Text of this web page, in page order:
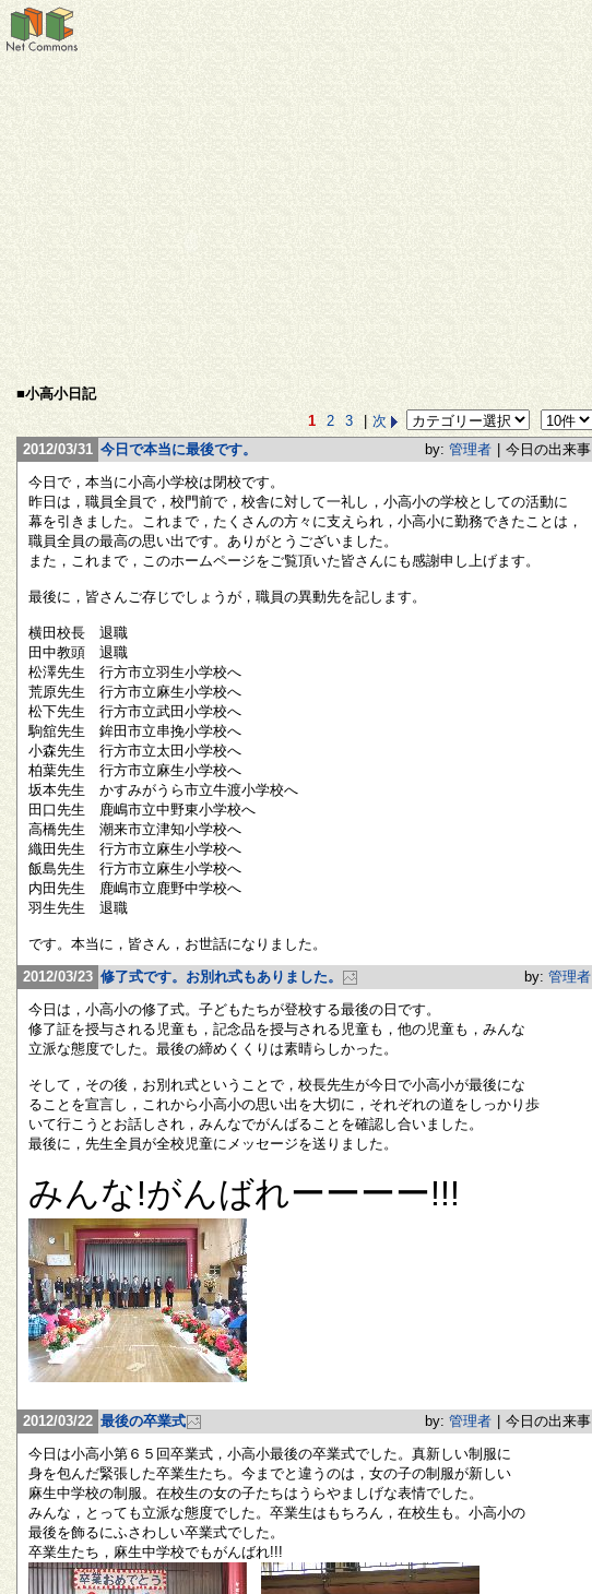
■小高小日記
1
2 3
次
2012/03/31 今日で本当に最後です。 by: 管理者
今日の出来事
今日で，本当に小高小学校は閉校です。
昨日は，職員全員で，校門前で，校舎に対して一礼し，小高小の学校としての活動に
幕を引きました。これまで，たくさんの方々に支えられ，小高小に勤務できたことは，
職員全員の最高の思い出です。ありがとうございました。
また，これまで，このホームページをご覧頂いた皆さんにも感謝申し上げます。
最後に，皆さんご存じでしょうが，職員の異動先を記します。
横田校長 退職
田中教頭 退職
松澤先生 行方市立羽生小学校へ
荒原先生 行方市立麻生小学校へ
松下先生 行方市立武田小学校へ
駒舘先生 鉾田市立串挽小学校へ
小森先生 行方市立太田小学校へ
柏葉先生 行方市立麻生小学校へ
坂本先生 かすみがうら市立牛渡小学校へ
田口先生 鹿嶋市立中野東小学校へ
高橋先生 潮来市立津知小学校へ
織田先生 行方市立麻生小学校へ
飯島先生 行方市立麻生小学校へ
内田先生 鹿嶋市立鹿野中学校へ
羽生先生 退職
です。本当に，皆さん，お世話になりました。
2012/03/23 修了式です。お別れ式もありました。 by: 管理者
今日は，小高小の修了式。子どもたちが登校する最後の日です。
修了証を授与される児童も，記念品を授与される児童も，他の児童も，みんな
立派な態度でした。最後の締めくくりは素晴らしかった。
そして，その後，お別れ式ということで，校長先生が今日で小高小が最後にな
ることを宣言し，これから小高小の思い出を大切に，それぞれの道をしっかり歩
いて行こうとお話しされ，みんなでがんばることを確認し合いました。
最後に，先生全員が全校児童にメッセージを送りました。
みんな!がんばれーーーー!!!
2012/03/22 最後の卒業式 by: 管理者
今日の出来事
今日は小高小第６５回卒業式，小高小最後の卒業式でした。真新しい制服に
身を包んだ緊張した卒業生たち。今までと違うのは，女の子の制服が新しい
麻生中学校の制服。在校生の女の子たちはうらやましげな表情でした。
みんな，とっても立派な態度でした。卒業生はもちろん，在校生も。小高小の
最後を飾るにふさわしい卒業式でした。
卒業生たち，麻生中学校でもがんばれ!!!